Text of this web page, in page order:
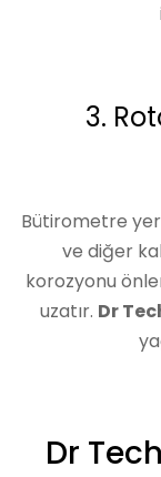
3.
Bütirometre
ve diğer
korozyonu
uzatır. Dr
Dr